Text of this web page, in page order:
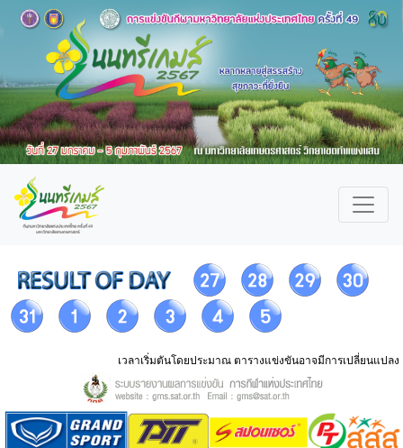
เวลาเริ่มตันโดยประมาณ ตารางแข่งขันอาจมีการเปลี่ยนแปลง